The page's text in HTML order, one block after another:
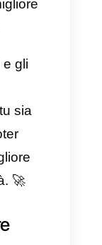
non
aziende.
una
per tutti i